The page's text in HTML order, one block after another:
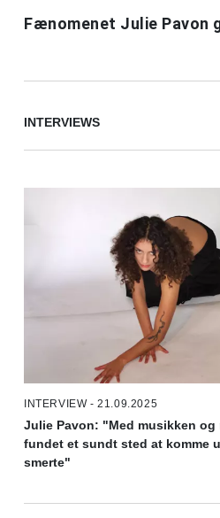
Fænomenet Julie Pavon
INTERVIEWS
INTERVIEW - 21.09.2025
Julie Pavon: "Med musikken og
fundet et sundt sted at komme
smerte"